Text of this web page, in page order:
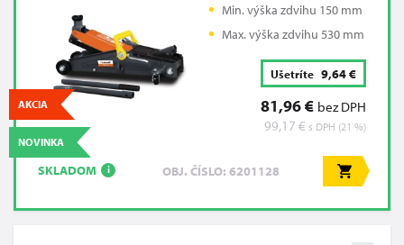
Min. výška zdvihu 150 mm
Max. výška zdvihu 530 mm
Ušetríte 9,64 €
81,96 € bez DPH
99,17 € s DPH (21 %)
AKCIA
NOVINKA
SKLADOM i OBJ. ČÍSLO: 6201128